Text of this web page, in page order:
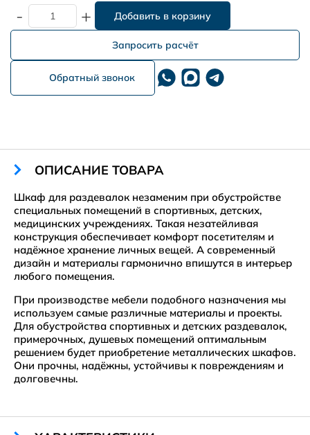
- +
Запросить расчёт
Обратный звонок
ОПИСАНИЕ ТОВАРА
Шкаф для раздевалок незаменим при обустройстве
специальных помещений в спортивных, детских,
медицинских учреждениях. Такая незатейливая
конструкция обеспечивает комфорт посетителям и
надёжное хранение личных вещей. А современный
дизайн и материалы гармонично впишутся в интерьер
любого помещения.
При производстве мебели подобного назначения мы
используем самые различные материалы и проекты.
Для обустройства спортивных и детских раздевалок,
примерочных, душевых помещений оптимальным
решением будет приобретение металлических шкафов.
Они прочны, надёжны, устойчивы к повреждениям и
долговечны.